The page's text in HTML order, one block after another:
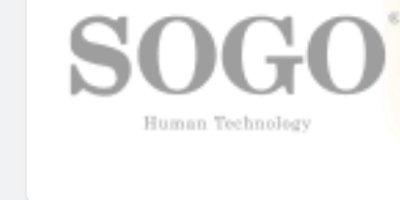
INICIO
EMPRESAS
GUÍA DE COMPRA